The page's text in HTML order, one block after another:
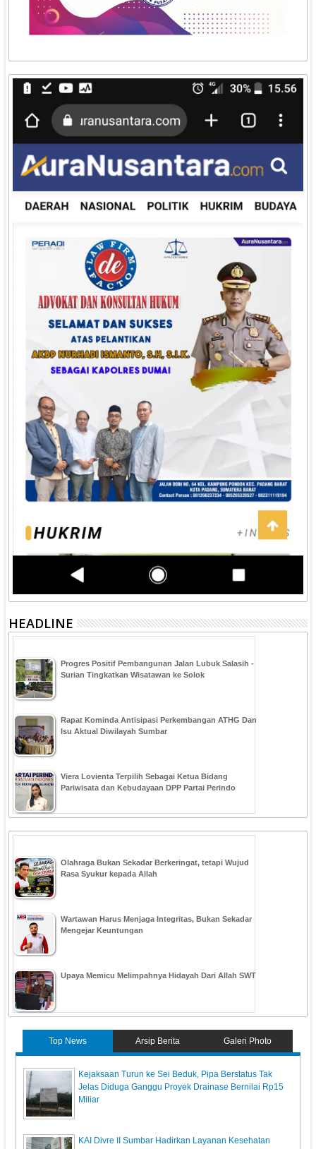
HEADLINE
Progres Positif Pembangunan Jalan Lubuk Salasih -
Surian Tingkatkan Wisatawan ke Solok
Rapat Kominda Antisipasi Perkembangan ATHG Dan
Isu Aktual Diwilayah Sumbar
Viera Lovienta Terpilih Sebagai Ketua Bidang
Pariwisata dan Kebudayaan DPP Partai Perindo
Olahraga Bukan Sekadar Berkeringat, tetapi Wujud
Rasa Syukur kepada Allah
Wartawan Harus Menjaga Integritas, Bukan Sekadar
Mengejar Keuntungan
Upaya Memicu Melimpahnya Hidayah Dari Allah SWT
Top News Arsip Berita Galeri Photo
Kejaksaan Turun ke Sei Beduk, Pipa Berstatus Tak
Jelas Diduga Ganggu Proyek Drainase Bernilai Rp15
Miliar
KAI Divre II Sumbar Hadirkan Layanan Kesehatan